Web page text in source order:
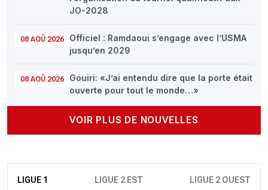
JO-2028
08 AOÛ 2026
Officiel : Ramdaoui s’engage avec l’USMA
jusqu’en 2029
08 AOÛ 2026
Gouiri: «J’ai entendu dire que la porte était
ouverte pour tout le monde…»
VOIR PLUS DE NOUVELLES
LIGUE 1 LIGUE 2 EST LIGUE 2 OUEST